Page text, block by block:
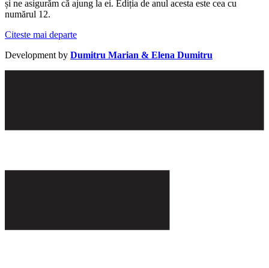
și ne asigurăm că ajung la ei. Ediția de anul acesta este cea cu
numărul 12.
Citeste mai departe
Development by Dumitru Marian & Elena Dumitru